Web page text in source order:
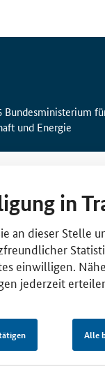
Bundesministerium
und Energie
in
an dieser Stelle
einwilligen.
jederzeit
Alle